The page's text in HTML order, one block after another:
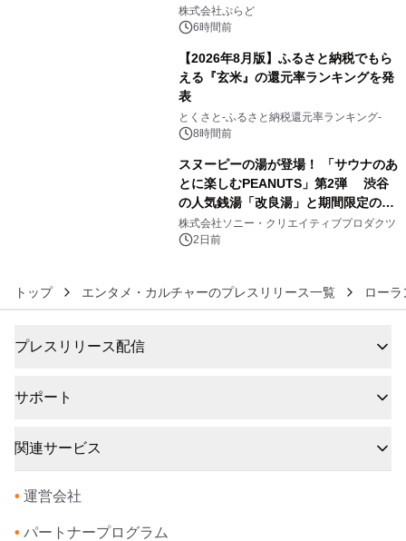
プール グランピングとトレーラーハウ
スの2施設で
株式会社ぷらど
6時間前
【2026年8月版】ふるさと納税でもら
える『玄米』の還元率ランキングを発
表
とくさと-ふるさと納税還元率ランキング-
8時間前
スヌーピーの湯が登場！ 「サウナのあ
とに楽しむPEANUTS」第2弾 渋谷
の人気銭湯「改良湯」と期間限定のコ
ラボレーション サウナイキタイコラ
ボグッズも発売決定！
株式会社ソニー・クリエイティブプロダクツ
2日前
トップ エンタメ・カルチャーのプレスリリース一覧 ロー
プレスリリース配信
サポート
関連サービス
• 運営会社
• パートナープログラム